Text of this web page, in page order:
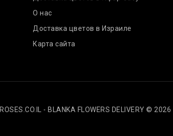
О нас
Доставка цветов в Израиле
Карта сайта
ROSES.CO.IL - BLANKA FLOWERS DELIVERY © 2026